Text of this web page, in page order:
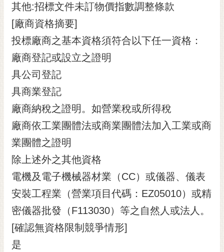
其他:招標文件未訂物價指數調整條款
[廠商資格摘要]
投標廠商之基本資格須符合以下任一資格：
廠商登記或設立之證明
具公司登記
具商業登記
廠商納稅之證明。如營業稅或所得稅
廠商依工業團體法或商業團體法加入工業或商
業團體之證明
除上述外之其他資格
電機及電子機械器材業（CC）或儀器、儀表
安裝工程業（營業項目代碼：EZ05010）或精
密儀器批發（F113030）等之自然人或法人。
[確認無資格限制競爭情形]
是